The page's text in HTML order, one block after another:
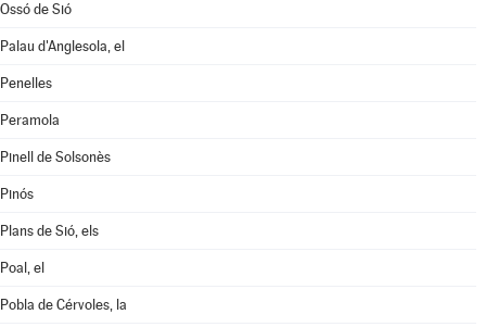
Ossó de Sió
Palau d'Anglesola, el
Penelles
Peramola
Pinell de Solsonès
Pinós
Plans de Sió, els
Poal, el
Pobla de Cérvoles, la